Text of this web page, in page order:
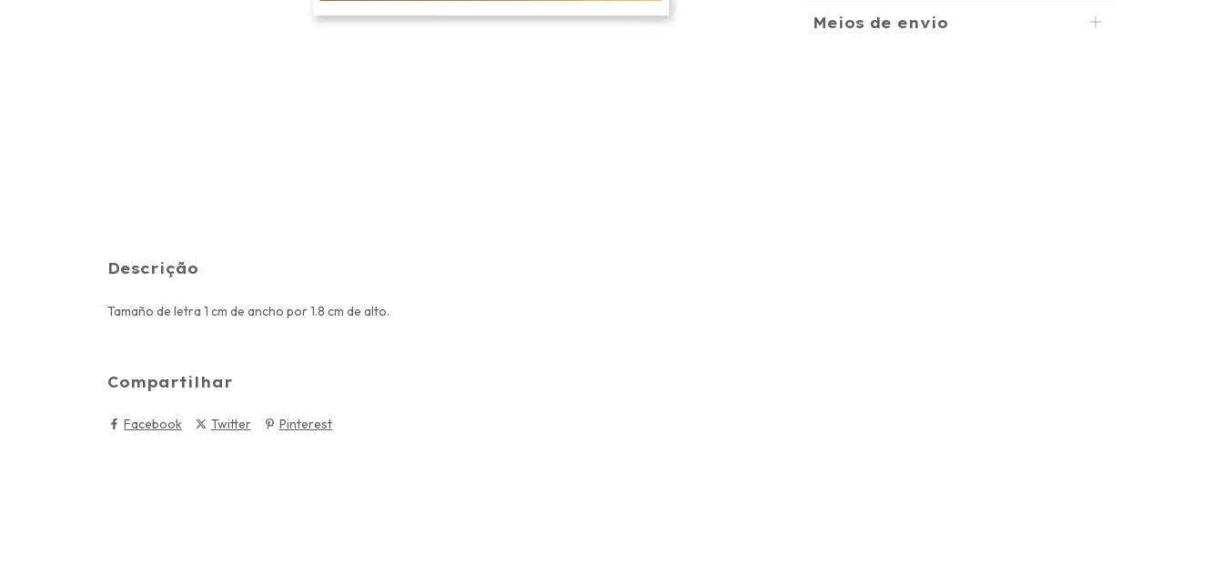
Meios de envio
Descrição
Tamaño de letra 1 cm de ancho por 1.8 cm de alto.
Compartilhar
Facebook Twitter Pinterest